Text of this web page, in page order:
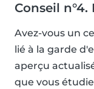
Conseil
Avez-vous un
lié à la garde
aperçu
que vous